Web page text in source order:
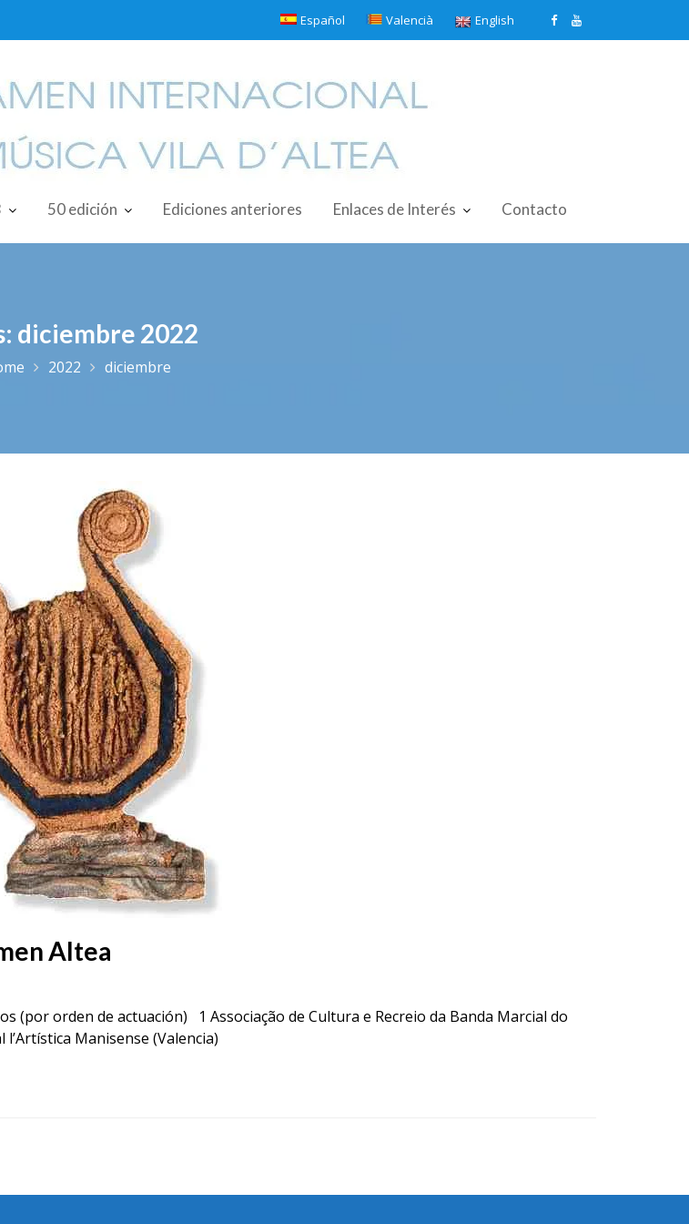
Español Valencià English
50 edición Ediciones anteriores Enlaces de Interés Contacto
diciembre 2022
2022 diciembre
Altea
orden de actuación) 1 Associação de Cultura e Recreio da Banda Marcial do
l’Artística Manisense (Valencia)